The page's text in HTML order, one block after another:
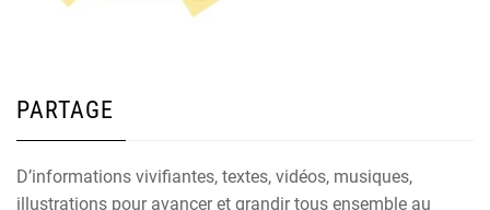
PARTAGE
D’informations vivifiantes, textes, vidéos, musiques,
illustrations pour avancer et grandir tous ensemble au